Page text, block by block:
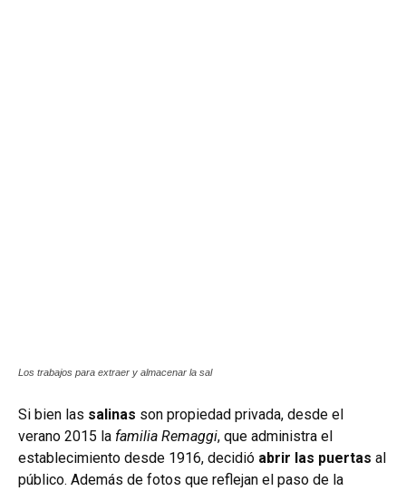
Los trabajos para extraer y almacenar la sal
Si bien las salinas son propiedad privada, desde el
verano 2015 la familia Remaggi, que administra el
establecimiento desde 1916, decidió abrir las puertas al
público. Además de fotos que reflejan el paso de la